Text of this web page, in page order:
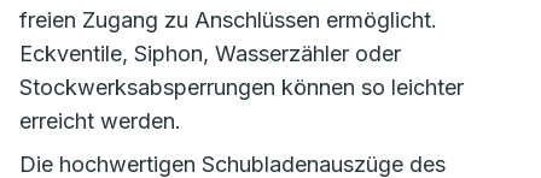
freien Zugang zu Anschlüssen ermöglicht.
Eckventile, Siphon, Wasserzähler oder
Stockwerksabsperrungen können so leichter
erreicht werden.
Die hochwertigen Schubladenauszüge des